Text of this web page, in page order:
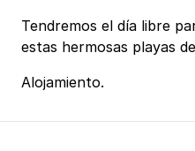
Tendremos el día libre
estas hermosas playas
Alojamiento.